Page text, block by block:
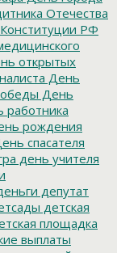
Отечества
РФ
открытых
День
День
работника
рождения
спасателя
день учителя
депутат
детская
площадка
выплаты